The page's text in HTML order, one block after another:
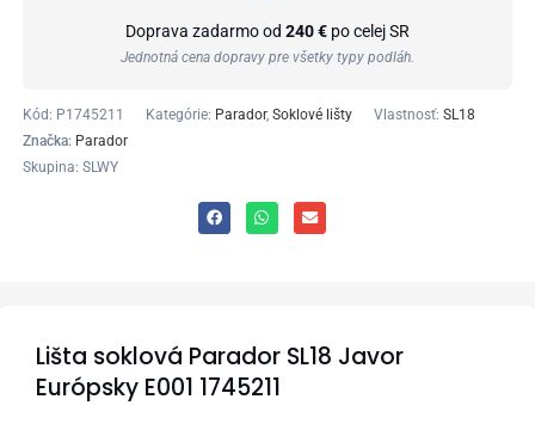
Doprava zadarmo od 240 € po celej SR
Jednotná cena dopravy pre všetky typy podláh.
Kód: P1745211 Kategórie: Parador, Soklové lišty Vlastnosť: SL18
Značka: Parador
Skupina: SLWY
Lišta soklová Parador SL18 Javor
Európsky E001 1745211